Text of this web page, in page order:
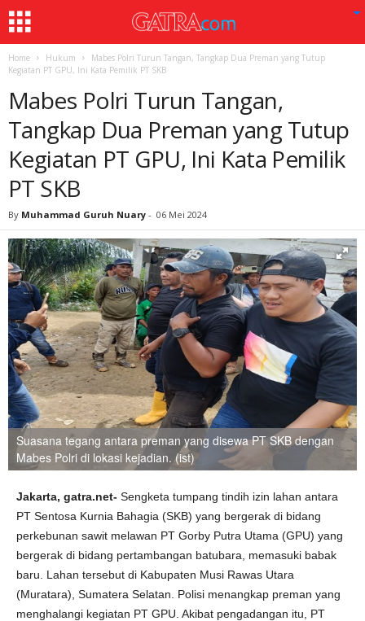
Home Hukum
Mabes Polri Turun Tangan, Tangkap Dua Preman yang Tutup
Kegiatan PT GPU, Ini Kata Pemilik PT SKB
Mabes Polri Turun Tangan,
Tangkap Dua Preman yang Tutup
Kegiatan PT GPU, Ini Kata Pemilik
PT SKB
By Muhammad Guruh Nuary - 06 Mei 2024
Suasana tegang antara preman yang disewa PT SKB dengan
Mabes Polri di lokasi kejadian. (ist)
Jakarta, gatra.net- Sengketa tumpang tindih izin lahan antara
PT Sentosa Kurnia Bahagia (SKB) yang bergerak di bidang
perkebunan sawit melawan PT Gorby Putra Utama (GPU) yang
bergerak di bidang pertambangan batubara, memasuki babak
baru. Lahan tersebut di Kabupaten Musi Rawas Utara
(Muratara), Sumatera Selatan. Polisi menangkap preman yang
menghalangi kegiatan PT GPU. Akibat pengadangan itu, PT